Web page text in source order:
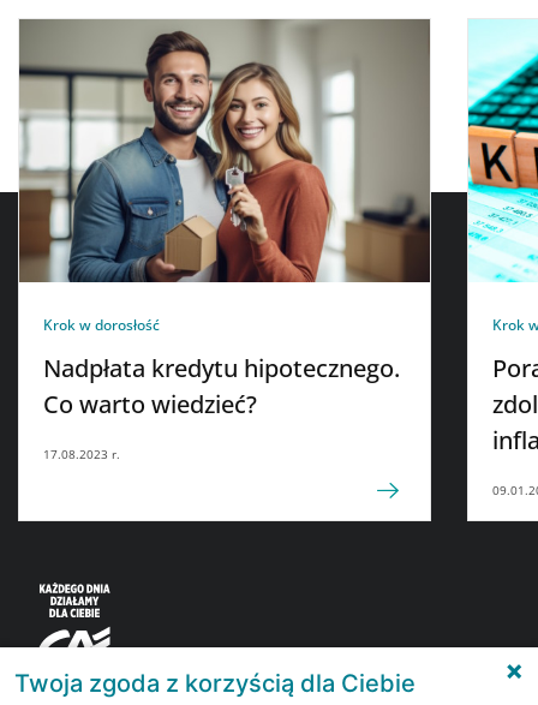
Krok w dorosłość
Nadpłata kredytu hipotecznego.
Co warto wiedzieć?
17.08.2023 r.
Krok
Twoja zgoda z korzyścią dla Ciebie